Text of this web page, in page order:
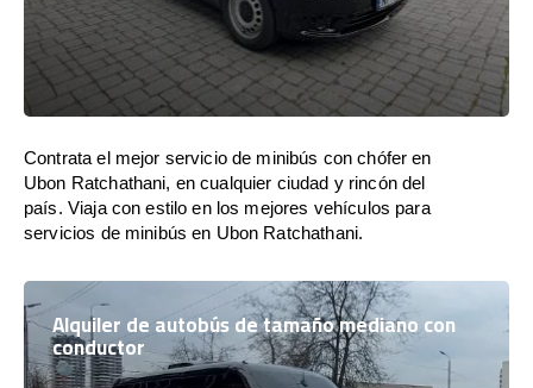
Contrata el mejor servicio de minibús con chófer en
Ubon Ratchathani, en cualquier ciudad y rincón del
país. Viaja con estilo en los mejores vehículos para
servicios de minibús en Ubon Ratchathani.
Alquiler de autobús de tamaño mediano con
conductor